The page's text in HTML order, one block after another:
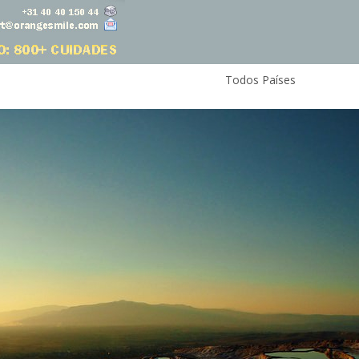
Todos Países